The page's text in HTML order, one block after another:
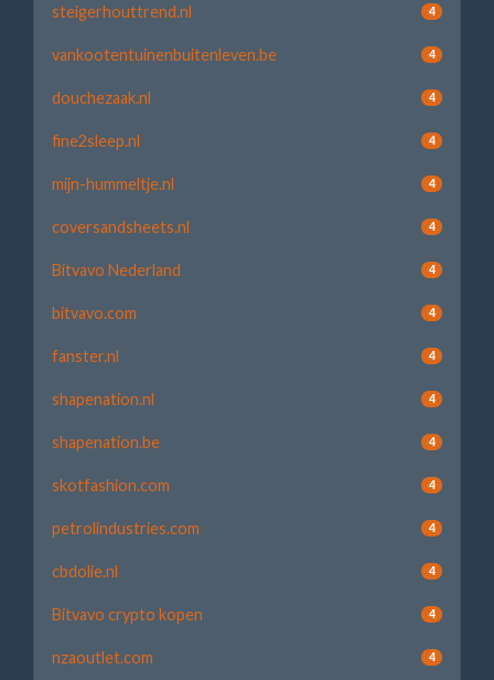
steigerhouttrend.nl 4
vankootentuinenbuitenleven.be 4
douchezaak.nl 4
fine2sleep.nl 4
mijn-hummeltje.nl 4
coversandsheets.nl 4
Bitvavo Nederland 4
bitvavo.com 4
fanster.nl 4
shapenation.nl 4
shapenation.be 4
skotfashion.com 4
petrolindustries.com 4
cbdolie.nl 4
Bitvavo crypto kopen 4
nzaoutlet.com 4